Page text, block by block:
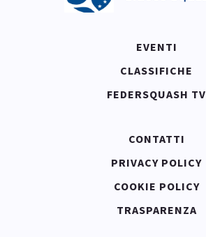
EVENTI
CLASSIFICHE
FEDERSQUASH TV
CONTATTI
PRIVACY POLICY
COOKIE POLICY
TRASPARENZA